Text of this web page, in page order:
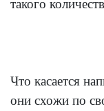
такого
Что касается
они схожи по